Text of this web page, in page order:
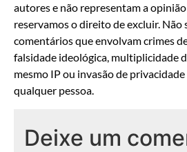
autores e não representam a
reservamos o direito de excluir. Não
comentários que envolvam crimes
falsidade ideológica, multiplicidade
mesmo IP ou invasão de
qualquer pessoa.
Deixe um